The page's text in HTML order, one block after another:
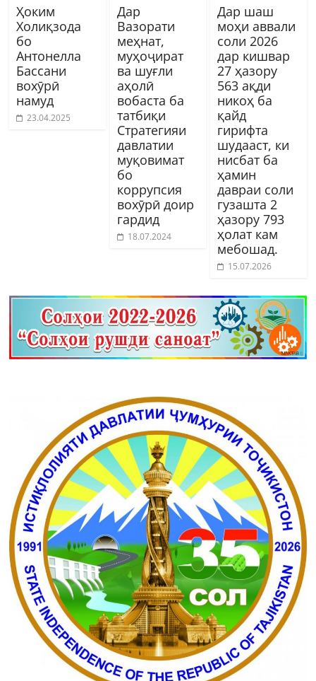
Ҳоким
Холиқзода
бо
Антонелла
Бассани
вохӯрӣ
намуд
23.04.2025
Дар
Вазорати
меҳнат,
муҳоҷират
ва шуғли
аҳолӣ
вобаста ба
татбиқи
Стратегияи
давлатии
муқовимат
бо
коррупсия
вохӯрӣ доир
гардид
18.07.2024
Дар шаш
моҳи аввали
соли 2026
дар кишвар
27 ҳазору
563 ақди
никоҳ ба
қайд
гирифта
шудааст, ки
нисбат ба
ҳамин
давраи соли
гузашта 2
ҳазору 793
ҳолат кам
мебошад.
15.07.2026